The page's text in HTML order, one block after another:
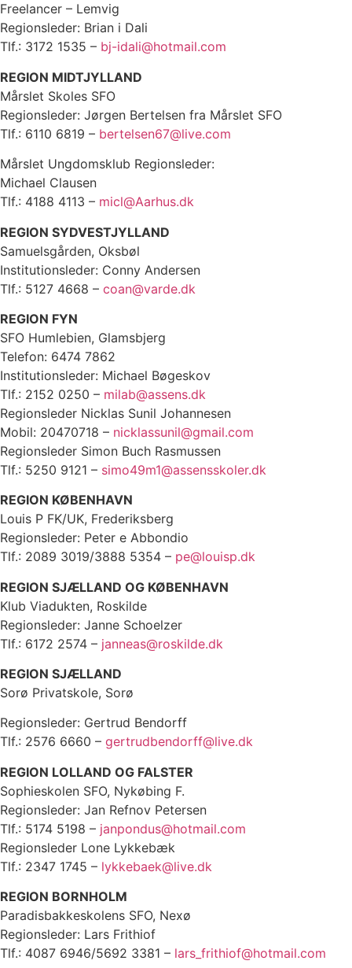
Freelancer – Lemvig
Regionsleder: Brian i Dali
Tlf.: 3172 1535 – bj-idali@hotmail.com
REGION MIDTJYLLAND
Mårslet Skoles SFO
Regionsleder: Jørgen Bertelsen fra Mårslet SFO
Tlf.: 6110 6819 – bertelsen67@live.com
Mårslet Ungdomsklub Regionsleder:
Michael Clausen
Tlf.: 4188 4113 – micl@Aarhus.dk
REGION SYDVESTJYLLAND
Samuelsgården, Oksbøl
Institutionsleder: Conny Andersen
Tlf.: 5127 4668 – coan@varde.dk
REGION FYN
SFO Humlebien, Glamsbjerg
Telefon: 6474 7862
Institutionsleder: Michael Bøgeskov
Tlf.: 2152 0250 – milab@assens.dk
Regionsleder Nicklas Sunil Johannesen
Mobil: 20470718 – nicklassunil@gmail.com
Regionsleder Simon Buch Rasmussen
Tlf.: 5250 9121 – simo49m1@assensskoler.dk
REGION KØBENHAVN
Louis P FK/UK, Frederiksberg
Regionsleder: Peter e Abbondio
Tlf.: 2089 3019/3888 5354 – pe@louisp.dk
REGION SJÆLLAND OG KØBENHAVN
Klub Viadukten, Roskilde
Regionsleder: Janne Schoelzer
Tlf.: 6172 2574 – janneas@roskilde.dk
REGION SJÆLLAND
Sorø Privatskole, Sorø
Regionsleder: Gertrud Bendorff
Tlf.: 2576 6660 – gertrudbendorff@live.dk
REGION LOLLAND OG FALSTER
Sophieskolen SFO, Nykøbing F.
Regionsleder: Jan Refnov Petersen
Tlf.: 5174 5198 – janpondus@hotmail.com
Regionsleder Lone Lykkebæk
Tlf.: 2347 1745 – lykkebaek@live.dk
REGION BORNHOLM
Paradisbakkeskolens SFO, Nexø
Regionsleder: Lars Frithiof
Tlf.: 4087 6946/5692 3381 – lars_frithiof@hotmail.com